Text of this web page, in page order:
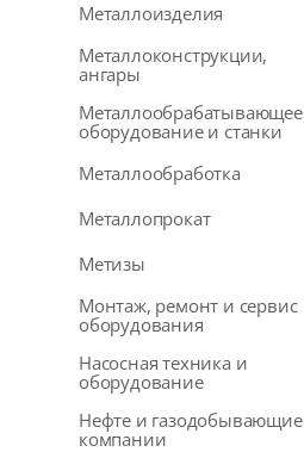
Металлоизделия
Металлоконструкции,
ангары
Металлообрабатывающее
оборудование и станки
Металлообработка
Металлопрокат
Метизы
Монтаж, ремонт и сервис
оборудования
Насосная техника и
оборудование
Нефте и газодобывающие
компании